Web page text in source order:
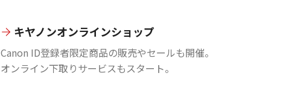
キヤノンオンラインショップ
Canon ID登録者限定商品の販売やセールも開催。
オンライン下取りサービスもスタート。